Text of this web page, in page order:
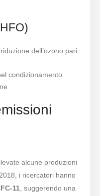
dell’ozono pari
condizionamento
alcune produzioni
i ricercatori hanno
11 , suggerendo una